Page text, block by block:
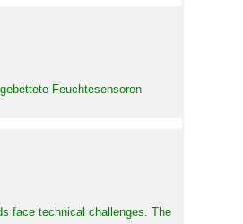
Feuchtesensoren
face technical challenges. The